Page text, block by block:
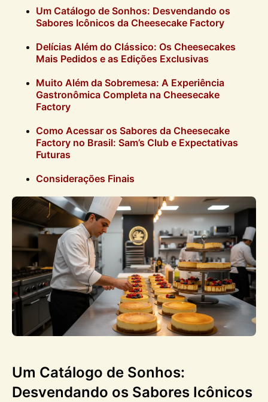
Um Catálogo de Sonhos: Desvendando os
Sabores Icônicos da Cheesecake Factory
Delícias Além do Clássico: Os Cheesecakes
Mais Pedidos e as Edições Exclusivas
Muito Além da Sobremesa: A Experiência
Gastronômica Completa na Cheesecake
Factory
Como Acessar os Sabores da Cheesecake
Factory no Brasil: Sam’s Club e Expectativas
Futuras
Considerações Finais
Um Catálogo de Sonhos:
Desvendando os Sabores Icônicos